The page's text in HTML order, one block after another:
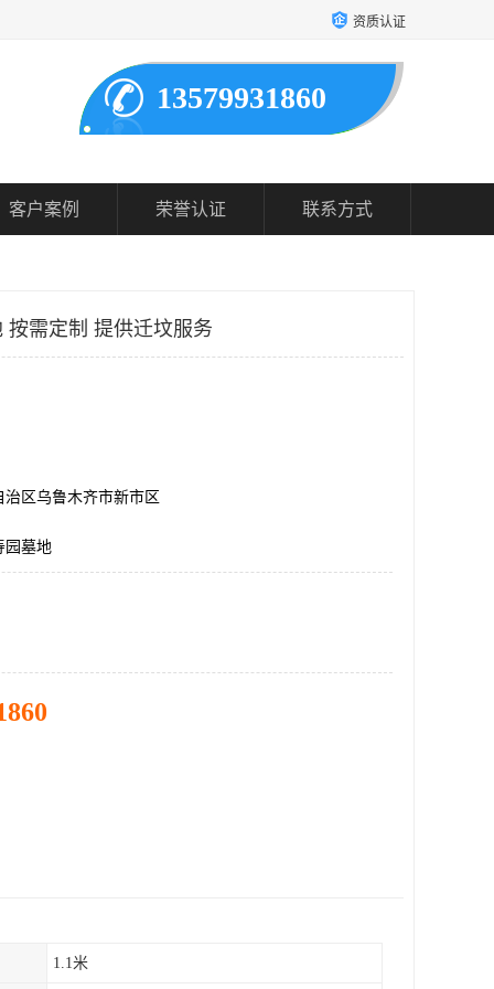
资质认证
13579931860
客户案例 荣誉认证 联系方式
按需定制 提供迁坟服务
治区乌鲁木齐市新市区
园墓地
1.1米